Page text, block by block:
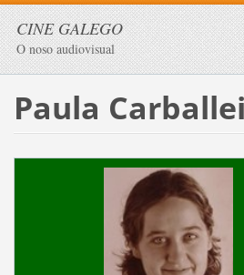
CINE GALEGO
O noso audiovisual
Paula